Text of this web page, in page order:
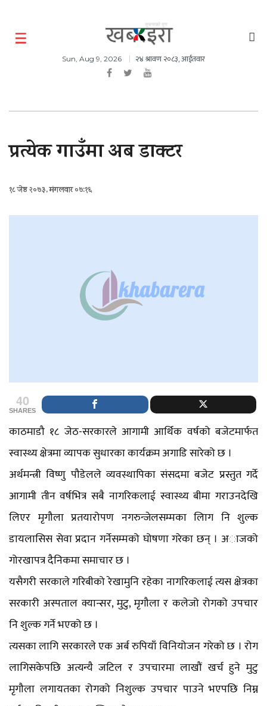
Sun, Aug 9, 2026 २४ श्रावण २०८३, आईतवार
प्रत्येक गाउँमा अब डाक्टर
१८ जेष्ठ २०७३, मंगलवार ०७:१६
40
SHARES
काठमाडौ १८ जेठ-सरकारले आगामी आर्थिक वर्षको बजेटमार्फत
स्वास्थ्य क्षेत्रमा व्यापक सुधारका कार्यक्रम अगाडि सारेको छ ।
अर्थमन्त्री विष्णु पौडेलले व्यवस्थापिका संसदमा बजेट प्रस्तुत गर्दे
आगामी तीन वर्षभित्र सबै नागरिकलाई स्वास्थ्य बीमा गराउनदेखि
लिएर मृगौला प्रतयारोपण नगरुन्जेलसम्मका लािग नि शुल्क
डायलासिस सेवा प्रदान गर्नेसम्मको घोषणा गरेका छन् । अाजको
गोरखापत्र दैनिकमा समाचार छ ।
यसैगरी सरकाले गरिबीको रेखामुनि रहेका नागरिकलाई त्यस क्षेत्रका
सरकारी अस्पताल क्यान्सर, मुटु, मृगौला र कलेजो रोगको उपचार
नि शुल्क गर्ने भएको छ ।
त्यसका लागि सरकारले एक अर्ब रुपियाँ विनियोजन गरेको छ । रोग
लागिसकेपछि अत्यन्यै जटिल र उपचारमा लाखौं खर्च हुने मुटु
मृगौला लगायतका रोगको निशुल्क उपचार पाउने भएपछि निम्न